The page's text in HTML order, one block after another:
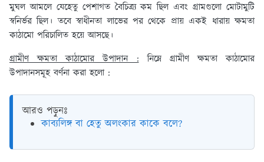
মুঘল আমলে যেহেতু পেশাগত বৈচিত্র্য কম ছিল এবং গ্রামগুলো মোটামুটি
স্বনির্ভর ছিল। তবে স্বাধীনতা লাভের পর থেকে প্রায় একই ধারায় ক্ষমতা
কাঠামো পরিচালিত হয়ে আসছে।
গ্রামীণ ক্ষমতা কাঠামোর উপাদান :নিম্নে গ্রামীণ ক্ষমতা কাঠামোর
উপাদানসমূহ বর্ণনা করা হলো :
আরও পড়ুনঃ
কাব্যলিঙ্গ বা হেতু অলংকার কাকে বলে?